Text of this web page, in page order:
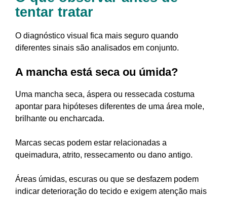
tentar tratar
O diagnóstico visual fica mais seguro quando
diferentes sinais são analisados em conjunto.
A mancha está seca ou úmida?
Uma mancha seca, áspera ou ressecada costuma
apontar para hipóteses diferentes de uma área mole,
brilhante ou encharcada.
Marcas secas podem estar relacionadas a
queimadura, atrito, ressecamento ou dano antigo.
Áreas úmidas, escuras ou que se desfazem podem
indicar deterioração do tecido e exigem atenção mais